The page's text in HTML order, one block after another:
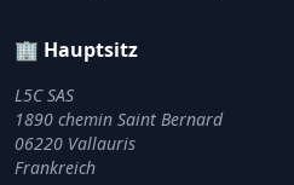
🏢 Hauptsitz
L5C SAS
1890 chemin Saint Bernard
06220 Vallauris
Frankreich